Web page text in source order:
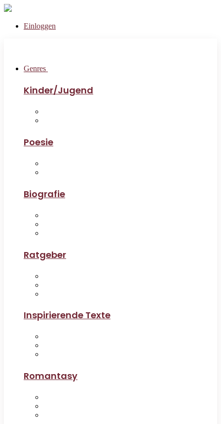
Einloggen
Genres
Kinder/Jugend
Poesie
Biografie
Ratgeber
Inspirierende Texte
Romantasy